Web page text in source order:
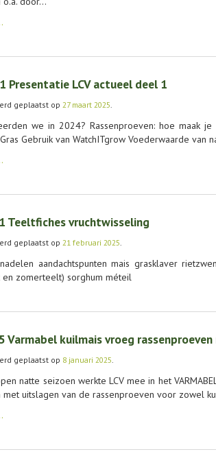
Presentatie LCV actueel deel 1
geplaatst op 27 maart 2025.
we in 2024? Rassenproeven: hoe maak
Gebruik van WatchITgrow Voederwaarde van
Teeltfiches vruchtwisseling
geplaatst op 21 februari 2025.
aandachtspunten mais grasklaver
zomerteelt) sorghum méteil
Varmabel kuilmais vroeg
geplaatst op 8 januari 2025.
natte seizoen werkte LCV mee in het
uitslagen van de rassenproeven voor zowel